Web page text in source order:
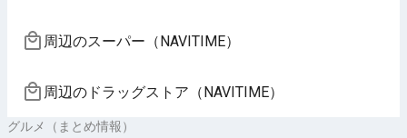
周辺のスーパー（NAVITIME）
周辺のドラッグストア（NAVITIME）
グルメ（まとめ情報）